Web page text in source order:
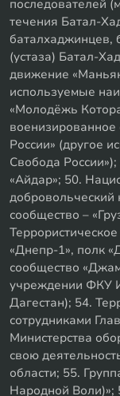
последователей
течения Батал-
баталхаджинцев,
(устаза) Батал-
движение
используемые
«Молодёжь
России» (другое
Свобода
«Айдар»; 50.
добровольческий
сообщество –
«Днепр-1», полк
сообщество
учреждении ФКУ
Дагестан); 54.
сотрудниками
Министерства
свою
области; 55.
Народной Воли)»;